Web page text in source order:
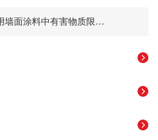
GB 18582-2020《建筑用墙面涂料中有害物质限量》在陕西实施情况统计分析*